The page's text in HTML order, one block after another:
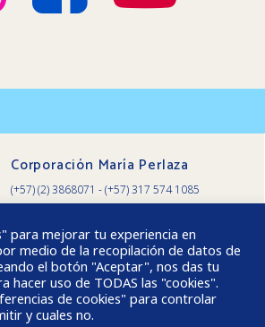
Corporación María Perlaza
(+57) (2) 3868071 - (+57) 317 574 1085
Cali, Valle del Cauca, Colombia.
para mejorar tu experiencia en
medio de la recopilación de datos de
el botón "Aceptar", nos das tu
hacer uso de TODAS las "cookies".
de cookies" para controlar
y cuales no.